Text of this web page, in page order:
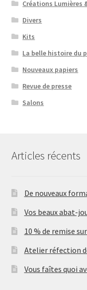
Créations Lumières
Divers
Kits
La belle histoire du
Nouveaux papiers
Revue de presse
Salons
Articles récents
De nouveaux
Vos beaux abat-
10 % de remise
Atelier réfection
Vous faîtes quoi